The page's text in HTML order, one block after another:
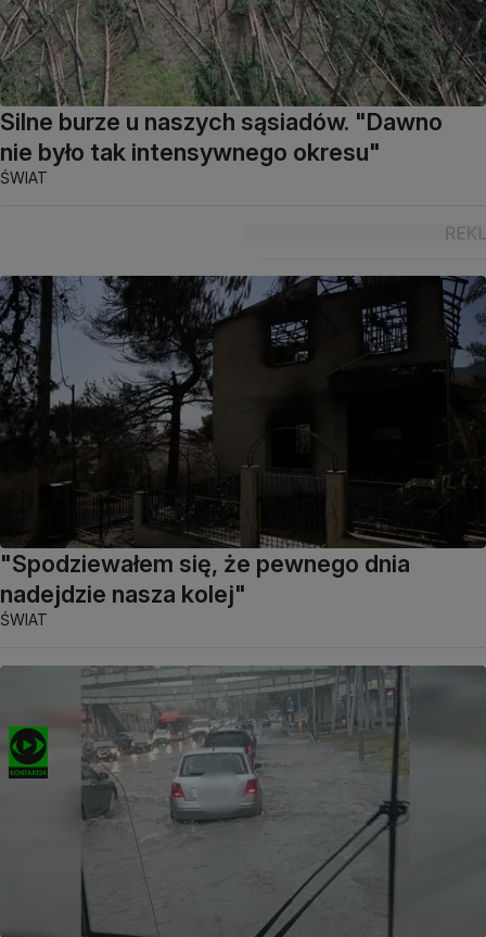
Silne burze u naszych sąsiadów. "Dawno
nie było tak intensywnego okresu"
ŚWIAT
"Spodziewałem się, że pewnego dnia
nadejdzie nasza kolej"
ŚWIAT